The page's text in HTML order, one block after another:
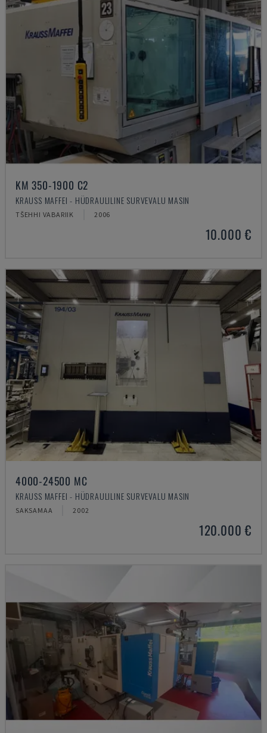
KM 350-1900 C2
KRAUSS MAFFEI - HÜDRAULILINE SURVEVALU MASIN
TŠEHHI VABARIIK 2006
10.000 €
4000-24500 MC
KRAUSS MAFFEI - HÜDRAULILINE SURVEVALU MASIN
SAKSAMAA 2002
120.000 €